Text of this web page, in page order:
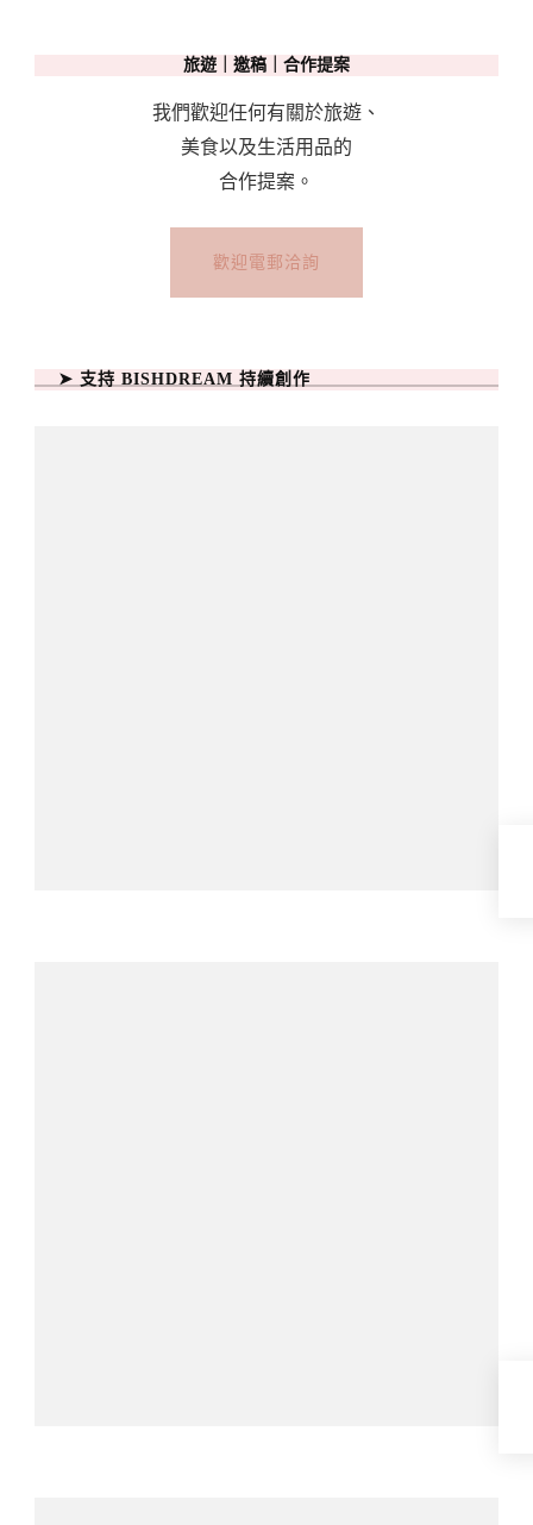
旅遊｜邀稿｜合作提案
我們歡迎任何有關於旅遊、
美食以及生活用品的
合作提案。
歡迎電郵洽詢
➤ 支持 BISHDREAM 持續創作